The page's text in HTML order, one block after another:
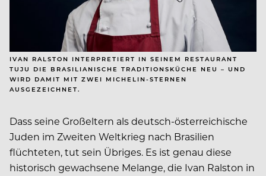
IVAN RALSTON INTERPRETIERT IN SEINEM RESTAURANT
TUJU DIE BRASILIANISCHE TRADITIONSKÜCHE NEU – UND
WIRD DAMIT MIT ZWEI MICHELIN-STERNEN
AUSGEZEICHNET.
Dass seine Großeltern als deutsch-österreichische
Juden im Zweiten Weltkrieg nach Brasilien
flüchteten, tut sein Übriges. Es ist genau diese
historisch gewachsene Melange, die Ivan Ralston in